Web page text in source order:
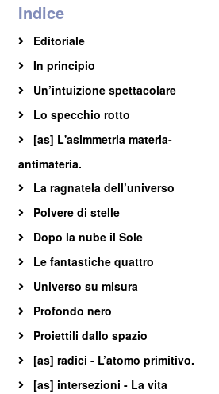
Indice
Editoriale
In principio
Un’intuizione spettacolare
Lo specchio rotto
[as] L'asimmetria materia-
antimateria.
La ragnatela dell’universo
Polvere di stelle
Dopo la nube il Sole
Le fantastiche quattro
Universo su misura
Profondo nero
Proiettili dallo spazio
[as] radici - L’atomo primitivo.
[as] intersezioni - La vita